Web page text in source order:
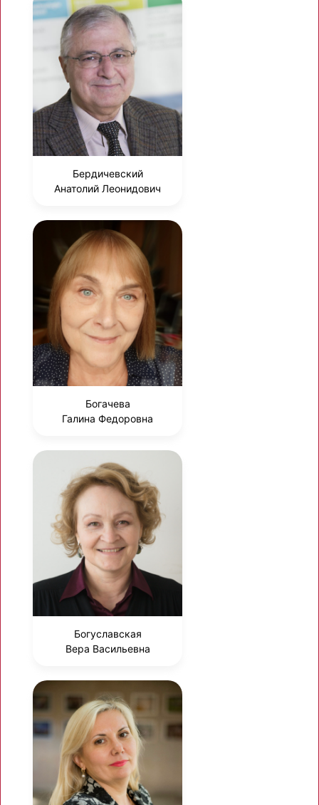
Бердичевский
Анатолий Леонидович
Богачева
Галина Федоровна
Богуславская
Вера Васильевна